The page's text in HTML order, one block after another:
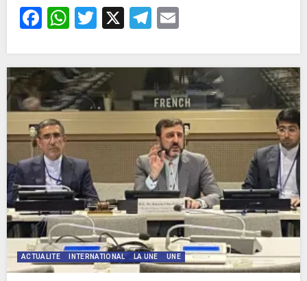
Facebook
WhatsApp
Twitter
X Telegram
ACTUALITE INTERNATIONAL LA UNE UNE